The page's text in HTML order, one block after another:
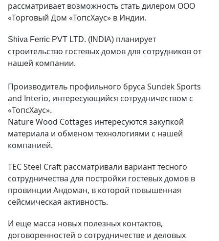
рассматривает возможность стать дилером ООО
«Торговый Дом «ТопсХаус» в Индии.
Shiva Ferric PVT LTD. (INDIA) планирует
строительство гостевых домов для сотрудников от
нашей компании.
Производитель профильного бруса Sundek Sports
and Interio, интересующийся сотрудничеством с
«ТопсХаус».
Nature Wood Cottages интересуются закупкой
материала и обменом технологиями с нашей
компанией.
TEC Steel Craft рассматривали вариант тесного
сотрудничества для постройки гостевых домов в
провинции Андоман, в которой повышенная
сейсмическая активность.
И еще масса новых полезных контактов,
договоренностей о сотрудничестве и деловых